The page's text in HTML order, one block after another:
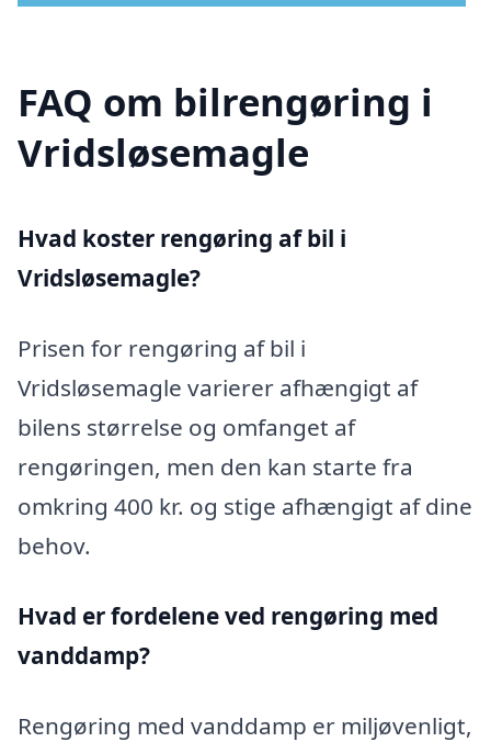
FAQ om bilrengøring i
Vridsløsemagle
Hvad koster rengøring af bil i
Vridsløsemagle?
Prisen for rengøring af bil i
Vridsløsemagle varierer afhængigt af
bilens størrelse og omfanget af
rengøringen, men den kan starte fra
omkring 400 kr. og stige afhængigt af dine
behov.
Hvad er fordelene ved rengøring med
vanddamp?
Rengøring med vanddamp er miljøvenligt,